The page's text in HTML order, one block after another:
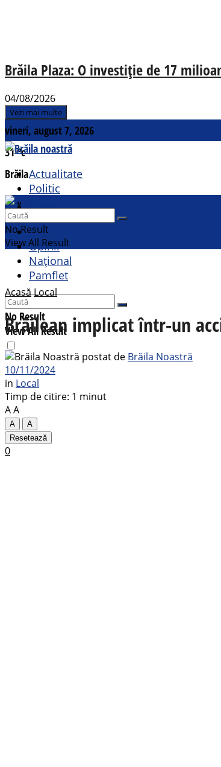
Brăila Plaza: O investiție de 17
04/08/2026
Vezi mai multe
vineri, august 7, 2026
31°c
Brăila
Contact
Actualitate
Politic
Cultural
Opinii
Național
Pamflet
No Result
View All Result
No Result
View All Result
AcasăLocal
Brăilean implicat într-un
postat de Brăila Noastră
10/11/2024
in Local
Timp de citire: 1 minut
AA
A
A
Resetează
0